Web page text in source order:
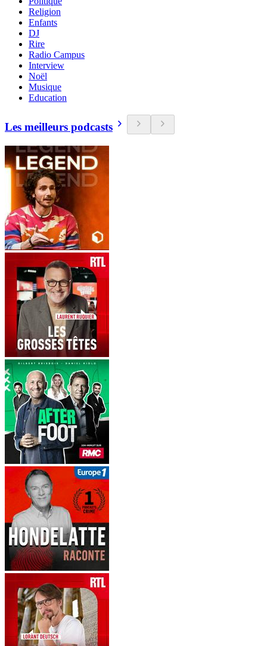
Religion
Enfants
DJ
Rire
Radio Campus
Interview
Noël
Musique
Education
Les meilleurs podcasts